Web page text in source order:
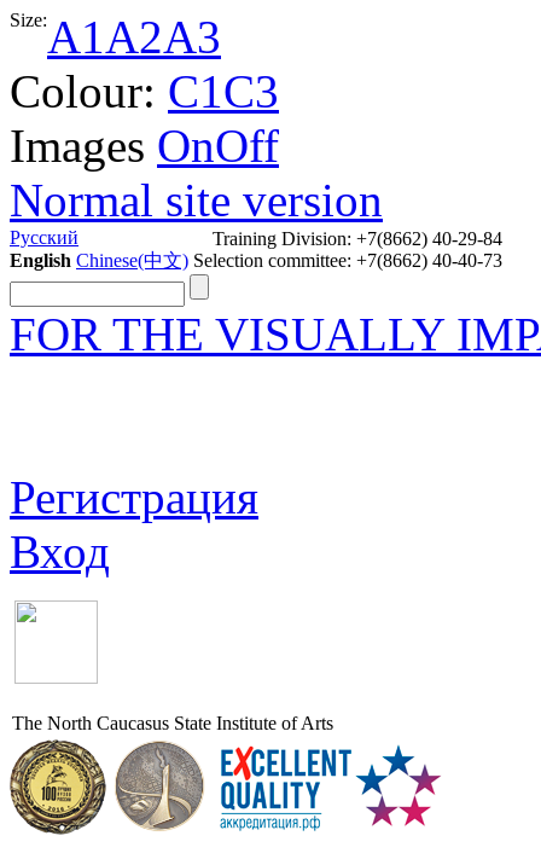
Size:A1A2A3
Colour: C1C3
Images OnOff
Normal site version
Русский
English Chinese(中文)
Training Division: +7(8662) 40-29-84
Selection committee: +7(8662) 40-40-73
FOR THE VISUALLY
Регистрация
Вход
The North Caucasus State Institute of Arts